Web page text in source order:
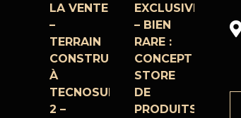
LA VENTE
–
TERRAIN
CONSTRUCTIBLE
À
TECNOSUD
2 –
EXCLUSIVITÉ
– BIEN
RARE :
CONCEPT
STORE
DE
PRODUITS